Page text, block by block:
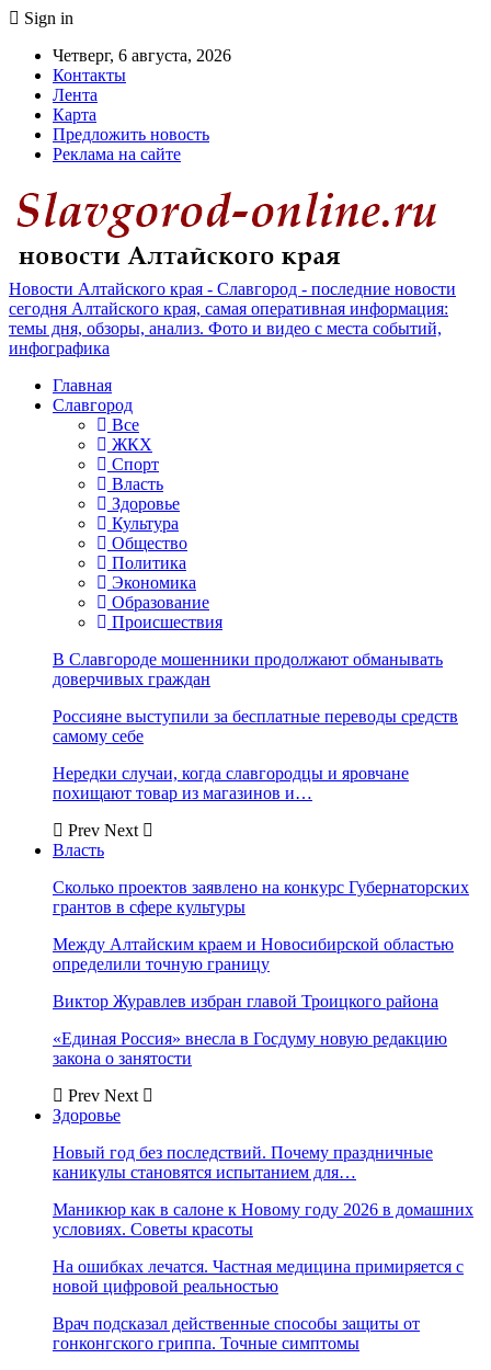
Sign in
Четверг, 6 августа, 2026
Контакты
Лента
Карта
Предложить новость
Реклама на сайте
Новости Алтайского края - Славгород - последние новости
сегодня Алтайского края, самая оперативная информация:
темы дня, обзоры, анализ. Фото и видео с места событий,
инфографика
Главная
Славгород
Все
ЖКХ
Спорт
Власть
Здоровье
Культура
Общество
Политика
Экономика
Образование
Происшествия
В Славгороде мошенники продолжают обманывать
доверчивых граждан
Россияне выступили за бесплатные переводы средств
самому себе
Нередки случаи, когда славгородцы и яровчане
похищают товар из магазинов и…
Prev Next
Власть
Сколько проектов заявлено на конкурс Губернаторских
грантов в сфере культуры
Между Алтайским краем и Новосибирской областью
определили точную границу
Виктор Журавлев избран главой Троицкого района
«Единая Россия» внесла в Госдуму новую редакцию
закона о занятости
Prev Next
Здоровье
Новый год без последствий. Почему праздничные
каникулы становятся испытанием для…
Маникюр как в салоне к Новому году 2026 в домашних
условиях. Советы красоты
На ошибках лечатся. Частная медицина примиряется с
новой цифровой реальностью
Врач подсказал действенные способы защиты от
гонконгского гриппа. Точные симптомы